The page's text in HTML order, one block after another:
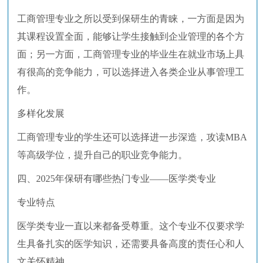
工商管理专业之所以受到保研生的青睐，一方面是因为
其课程设置全面，能够让学生接触到企业管理的各个方
面；另一方面，工商管理专业的毕业生在就业市场上具
有很高的竞争能力，可以选择进入各类企业从事管理工
作。
多样化发展
工商管理专业的学生还可以选择进一步深造，攻读MBA
等高级学位，提升自己的职业竞争能力。
四、2025年保研有哪些热门专业——医学类专业
专业特点
医学类专业一直以来都备受尊重。这个专业不仅要求学
生具备扎实的医学知识，还需要具备高度的责任心和人